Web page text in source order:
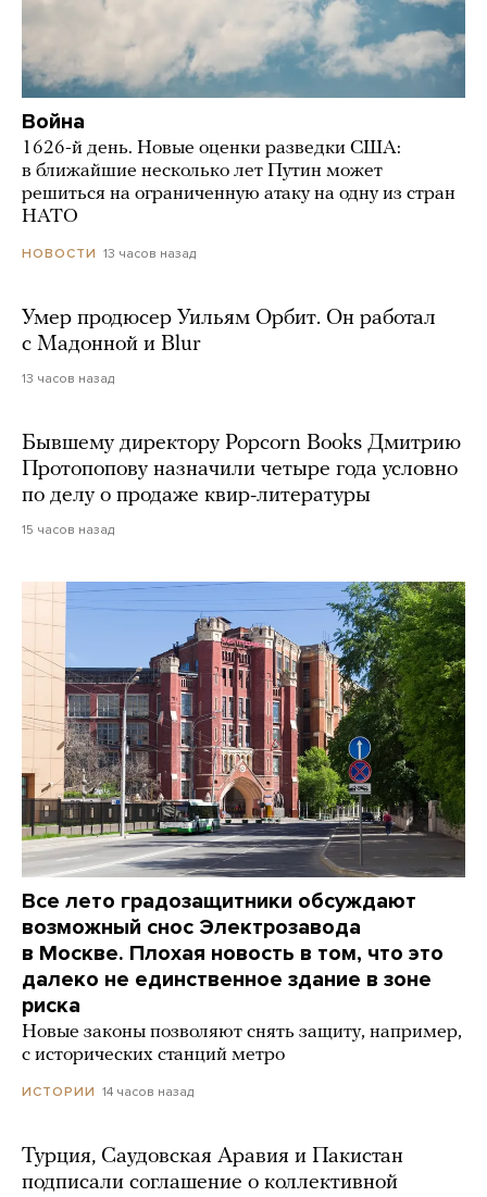
Война
1626-й день. Новые оценки разведки США:
в ближайшие несколько лет Путин может
решиться на ограниченную атаку на одну из стран
НАТО
НОВОСТИ 13 часов назад
Умер продюсер Уильям Орбит. Он работал
с Мадонной и Blur
13 часов назад
Бывшему директору Popcorn Books Дмитрию
Протопопову назначили четыре года условно
по делу о продаже квир-литературы
15 часов назад
Все лето градозащитники обсуждают
возможный снос Электрозавода
в Москве. Плохая новость в том, что это
далеко не единственное здание в зоне
риска
Новые законы позволяют снять защиту, например,
с исторических станций метро
ИСТОРИИ 14 часов назад
Турция, Саудовская Аравия и Пакистан
подписали соглашение о коллективной